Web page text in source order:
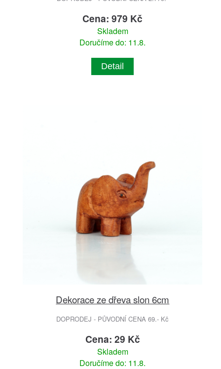
Cena: 979 Kč
Skladem
Doručíme do: 11.8.
Detail
Dekorace ze dřeva slon 6cm
DOPRODEJ - PŮVODNÍ CENA 69.- Kč
Cena: 29 Kč
Skladem
Doručíme do: 11.8.